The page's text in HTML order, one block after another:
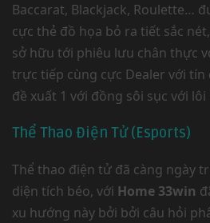
Baccarat, Blackjack, Roulette…
cực thẻ đồ họa bỏ ra tiết sắc
sở hữu tới phiêu lưu chân thực
trực tiếp cùng cực Dealer với tín
đề xuất 1 với đồng sôi sục với lôi
Thể Thao Điện Tử (Esports)
Thể thao điện tử đã càng ngày
diện tích béo, với Home 33win
xu hướng này bởi bởi câu hỏi